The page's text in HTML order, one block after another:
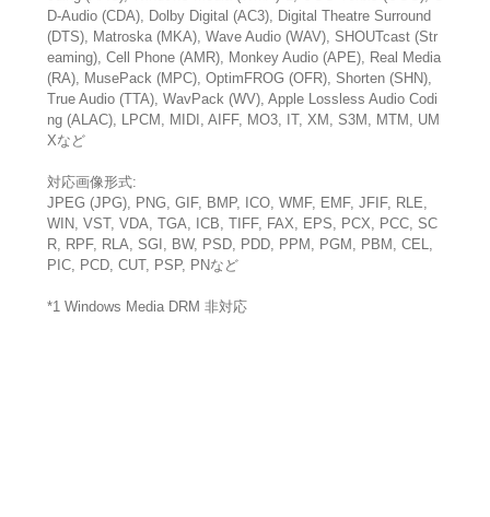
D-Audio (CDA), Dolby Digital (AC3), Digital Theatre Surround
(DTS), Matroska (MKA), Wave Audio (WAV), SHOUTcast (Str
eaming), Cell Phone (AMR), Monkey Audio (APE), Real Media
(RA), MusePack (MPC), OptimFROG (OFR), Shorten (SHN),
True Audio (TTA), WavPack (WV), Apple Lossless Audio Codi
ng (ALAC), LPCM, MIDI, AIFF, MO3, IT, XM, S3M, MTM, UM
Xなど
対応画像形式:
JPEG (JPG), PNG, GIF, BMP, ICO, WMF, EMF, JFIF, RLE,
WIN, VST, VDA, TGA, ICB, TIFF, FAX, EPS, PCX, PCC, SC
R, RPF, RLA, SGI, BW, PSD, PDD, PPM, PGM, PBM, CEL,
PIC, PCD, CUT, PSP, PNなど
*1 Windows Media DRM 非対応